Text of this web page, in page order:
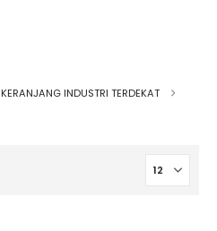
KERANJANG INDUSTRI TERDEKAT